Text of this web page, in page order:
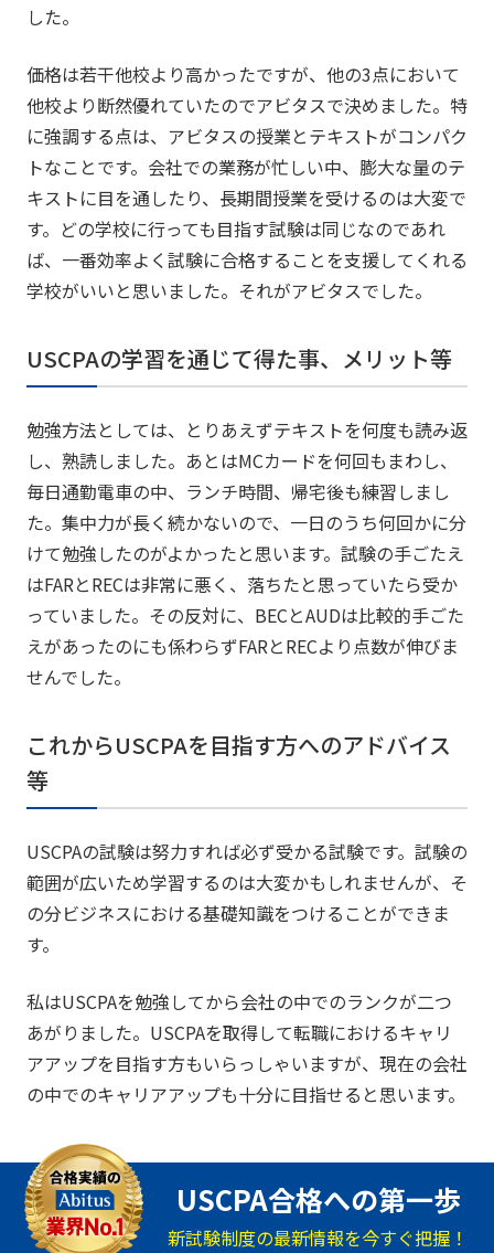
した。
価格は若干他校より高かったですが、他の3点において
他校より断然優れていたのでアビタスで決めました。特
に強調する点は、アビタスの授業とテキストがコンパク
トなことです。会社での業務が忙しい中、膨大な量のテ
キストに目を通したり、長期間授業を受けるのは大変で
す。どの学校に行っても目指す試験は同じなのであれ
ば、一番効率よく試験に合格することを支援してくれる
学校がいいと思いました。それがアビタスでした。
USCPAの学習を通じて得た事、メリット等
勉強方法としては、とりあえずテキストを何度も読み返
し、熟読しました。あとはMCカードを何回もまわし、
毎日通勤電車の中、ランチ時間、帰宅後も練習しまし
た。集中力が長く続かないので、一日のうち何回かに分
けて勉強したのがよかったと思います。試験の手ごたえ
はFARとRECは非常に悪く、落ちたと思っていたら受か
っていました。その反対に、BECとAUDは比較的手ごた
えがあったのにも係わらずFARとRECより点数が伸びま
せんでした。
これからUSCPAを目指す方へのアドバイス
等
USCPAの試験は努力すれば必ず受かる試験です。試験の
範囲が広いため学習するのは大変かもしれませんが、そ
の分ビジネスにおける基礎知識をつけることができま
す。
私はUSCPAを勉強してから会社の中でのランクが二つ
あがりました。USCPAを取得して転職におけるキャリ
アアップを目指す方もいらっしゃいますが、現在の会社
の中でのキャリアアップも十分に目指せると思います。
USCPA合格への第一歩
新試験制度の最新情報を今すぐ把握！